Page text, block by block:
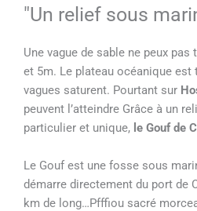
"Un relief sous
Une vague de sable ne peux
et 5m. Le plateau océanique est
vagues saturent. Pourtant sur
peuvent l’atteindre Grâce à un
particulier et unique, le Gouf de
Le Gouf est une fosse sous
démarre directement du port de
km de long…Pfffiou sacré